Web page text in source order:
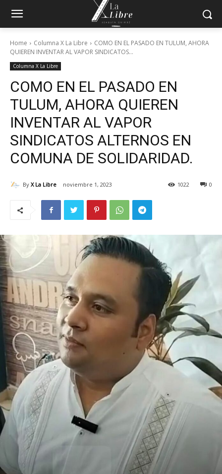
Home Columna X La Libre
COMO EN EL PASADO EN TULUM, AHORA
QUIEREN INVENTAR AL VAPOR SINDICATOS...
Columna X La Libre
COMO EN EL PASADO EN
TULUM, AHORA QUIEREN
INVENTAR AL VAPOR
SINDICATOS ALTERNOS EN
COMUNA DE SOLIDARIDAD.
By X La Libre noviembre 1, 2023 0
1022